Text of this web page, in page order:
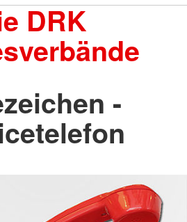
DRK
-